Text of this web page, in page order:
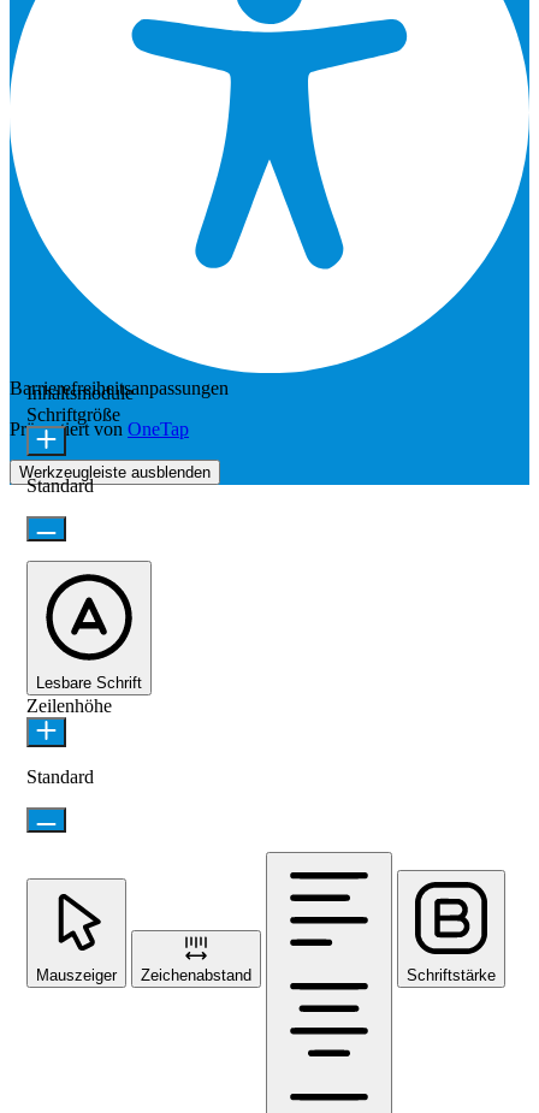
Barrierefreiheitsanpassungen
Präsentiert von OneTap
Werkzeugleiste ausblenden
Inhaltsmodule
Schriftgröße
Standard
Lesbare Schrift
Zeilenhöhe
Standard
Mauszeiger Zeichenabstand Schriftstärke